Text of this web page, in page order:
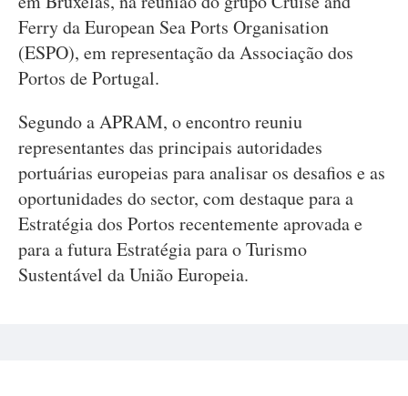
Ferry da European Sea Ports Organisation
(ESPO), em representação da Associação dos
Portos de Portugal.
Segundo a APRAM, o encontro reuniu
representantes das principais autoridades
portuárias europeias para analisar os desafios e as
oportunidades do sector, com destaque para a
Estratégia dos Portos recentemente aprovada e
para a futura Estratégia para o Turismo
Sustentável da União Europeia.